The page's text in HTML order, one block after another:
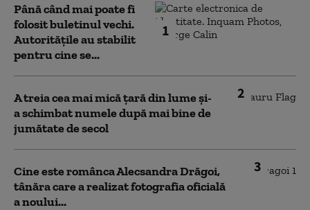
1
Până când mai poate fi
folosit buletinul vechi.
Autoritățile au stabilit
pentru cine se...
2
A treia cea mai mică țară din lume și-
a schimbat numele după mai bine de
jumătate de secol
3
Cine este românca Alecsandra Drăgoi,
tânăra care a realizat fotografia oficială
a noului...